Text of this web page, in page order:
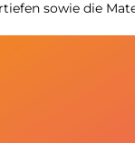
sowie die